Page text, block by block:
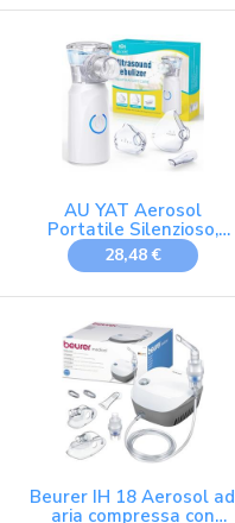
AU YAT Aerosol
Portatile Silenzioso,
Macchina Aerosol per
Adulti e Bambini,
e Boccaglio, 2 Modalità
Regolabili, Apparecchio
Aerosol per Viaggi e Uso
Domestico
28,48 €
Beurer IH 18 Aerosol ad
aria compressa con